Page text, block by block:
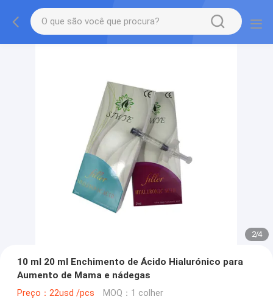
2/4
10 ml 20 ml Enchimento de Ácido Hialurónico para
Aumento de Mama e nádegas
Preço：22usd /pcs MOQ：1 colher